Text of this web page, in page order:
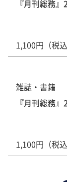
『月刊総務
1,100円（税込
雑誌・書籍
『月刊総務
1,100円（税込